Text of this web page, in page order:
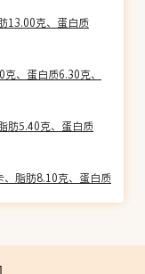
13.00克、蛋白质
、蛋白质6.30克、
肪5.40克、蛋白质
、脂肪8.10克、蛋白质